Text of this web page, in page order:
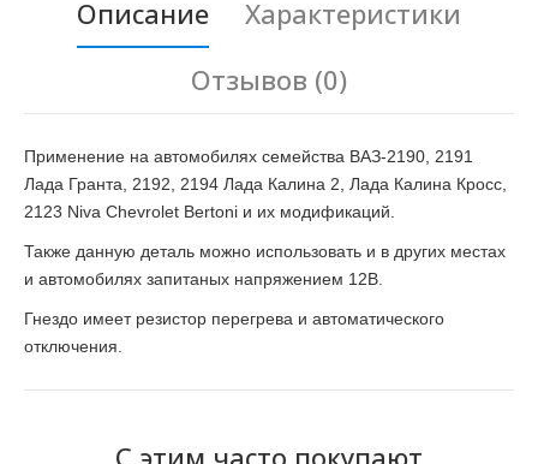
Описание
Характеристики
Отзывов (0)
Применение на автомобилях семейства ВАЗ-2190, 2191
Лада Гранта, 2192, 2194 Лада Калина 2, Лада Калина Кросс,
2123 Niva Chevrolet Bertoni и их модификаций.
Также данную деталь можно использовать и в других местах
и автомобилях запитаных напряжением 12В.
Гнездо имеет резистор перегрева и автоматического
отключения.